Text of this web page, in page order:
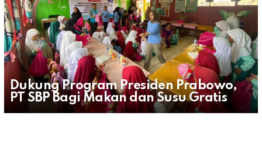
Dukung Program Presiden Prabowo,
PT SBP Bagi Makan dan Susu Gratis